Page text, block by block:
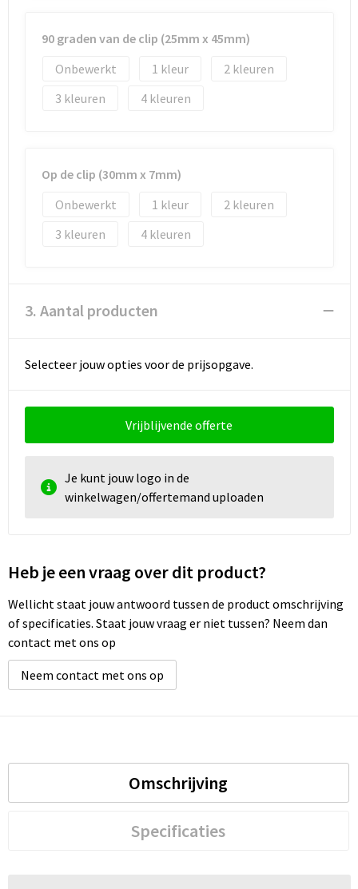
90 graden van de clip (25mm x 45mm)
Onbewerkt
1
2
3
4
Op de clip (30mm x 7mm)
Onbewerkt
1
2
3
4
3. Aantal producten
Selecteer jouw opties voor de prijsopgave.
Vrijblijvende offerte
Je kunt jouw logo in de
winkelwagen/offertemand uploaden
Heb je een vraag over dit product?
Wellicht staat jouw antwoord tussen de product omschrijving
of specificaties. Staat jouw vraag er niet tussen? Neem dan
contact met ons op
Neem contact met ons op
Omschrijving
Specificaties